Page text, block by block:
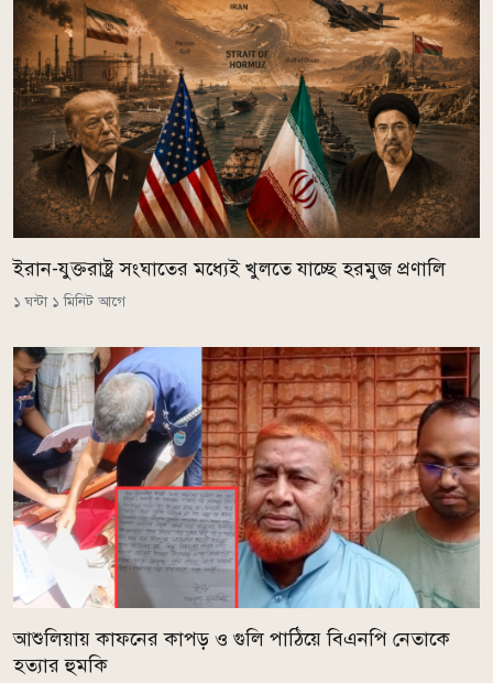
ইরান-যুক্তরাষ্ট্র সংঘাতের মধ্যেই খুলতে যাচ্ছে হরমুজ প্রণালি
১ ঘন্টা ১ মিনিট আগে
আশুলিয়ায় কাফনের কাপড় ও গুলি পাঠিয়ে বিএনপি নেতাকে
হত্যার হুমকি